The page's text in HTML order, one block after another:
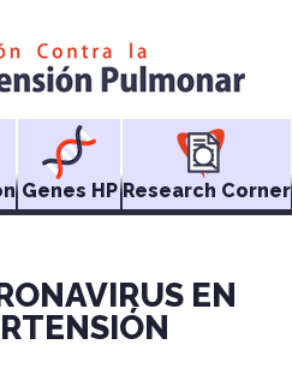
Genes HP Research Corner
EN